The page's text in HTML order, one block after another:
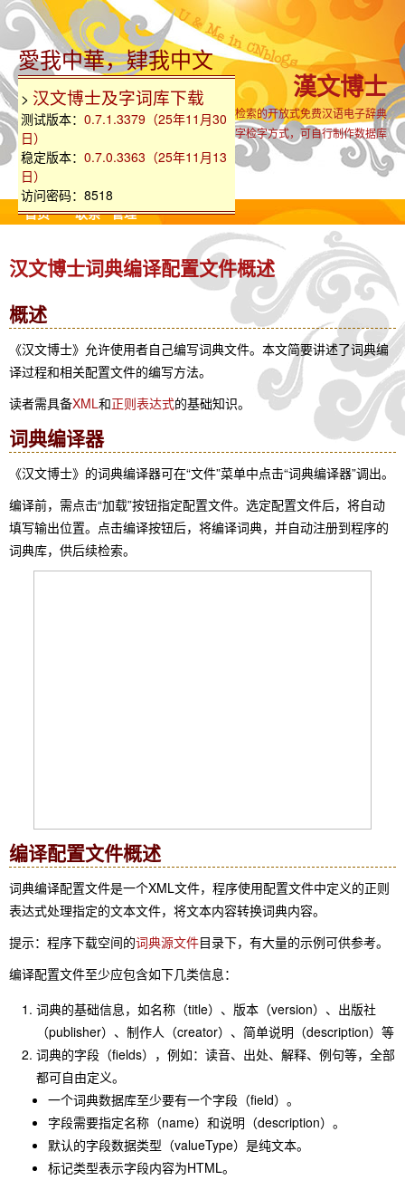
愛我中華，肄我中文
> 汉文博士及字词库下载
测试版本： 0.7.1.3379（25年11月30
日）
稳定版本： 0.7.0.3363（25年11月13
日）
访问密码：8518
漢文博士
支持生僻古难字全汉字集检索的开放式免费汉语电子辞典
内置国粤语同音字、部首、笔画、部件组字检字方式，可自行制作数据库
首页 联系 管理
汉文博士词典编译配置文件概述
概述
《汉文博士》允许使用者自己编写词典文件。本文简要讲述了词典编
译过程和相关配置文件的编写方法。
读者需具备XML和正则表达式的基础知识。
词典编译器
《汉文博士》的词典编译器可在“文件”菜单中点击“词典编译器”调出。
编译前，需点击“加载”按钮指定配置文件。选定配置文件后，将自动
填写输出位置。点击编译按钮后，将编译词典，并自动注册到程序的
词典库，供后续检索。
编译配置文件概述
词典编译配置文件是一个XML文件，程序使用配置文件中定义的正则
表达式处理指定的文本文件，将文本内容转换词典内容。
提示：程序下载空间的词典源文件目录下，有大量的示例可供参考。
编译配置文件至少应包含如下几类信息：
词典的基础信息，如名称（title）、版本（version）、出版社
（publisher）、制作人（creator）、简单说明（description）等
词典的字段（fields），例如：读音、出处、解释、例句等，全部
都可自由定义。
一个词典数据库至少要有一个字段（field）。
字段需要指定名称（name）和说明（description）。
默认的字段数据类型（valueType）是纯文本。
标记类型表示字段内容为HTML。